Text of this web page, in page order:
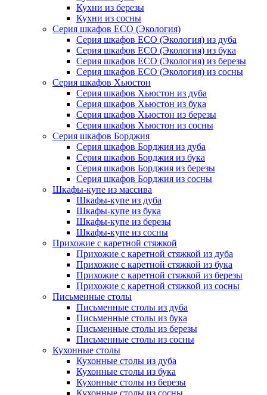
Кухни из березы
Кухни из сосны
Серия шкафов ECO (Экология)
Серия шкафов ECO (Экология) из дуба
Серия шкафов ECO (Экология) из бука
Серия шкафов ECO (Экология) из березы
Серия шкафов ECO (Экология) из сосны
Серия шкафов Хьюстон
Серия шкафов Хьюстон из дуба
Серия шкафов Хьюстон из бука
Серия шкафов Хьюстон из березы
Серия шкафов Хьюстон из сосны
Серия шкафов Борджия
Серия шкафов Борджия из дуба
Серия шкафов Борджия из бука
Серия шкафов Борджия из березы
Серия шкафов Борджия из сосны
Шкафы-купе из массива
Шкафы-купе из дуба
Шкафы-купе из бука
Шкафы-купе из березы
Шкафы-купе из сосны
Прихожие с каретной стяжкой
Прихожие с каретной стяжкой из дуба
Прихожие с каретной стяжкой из бука
Прихожие с каретной стяжкой из березы
Прихожие с каретной стяжкой из сосны
Письменные столы
Письменные столы из дуба
Письменные столы из бука
Письменные столы из березы
Письменные столы из сосны
Кухонные столы
Кухонные столы из дуба
Кухонные столы из бука
Кухонные столы из березы
Кухонные столы из сосны